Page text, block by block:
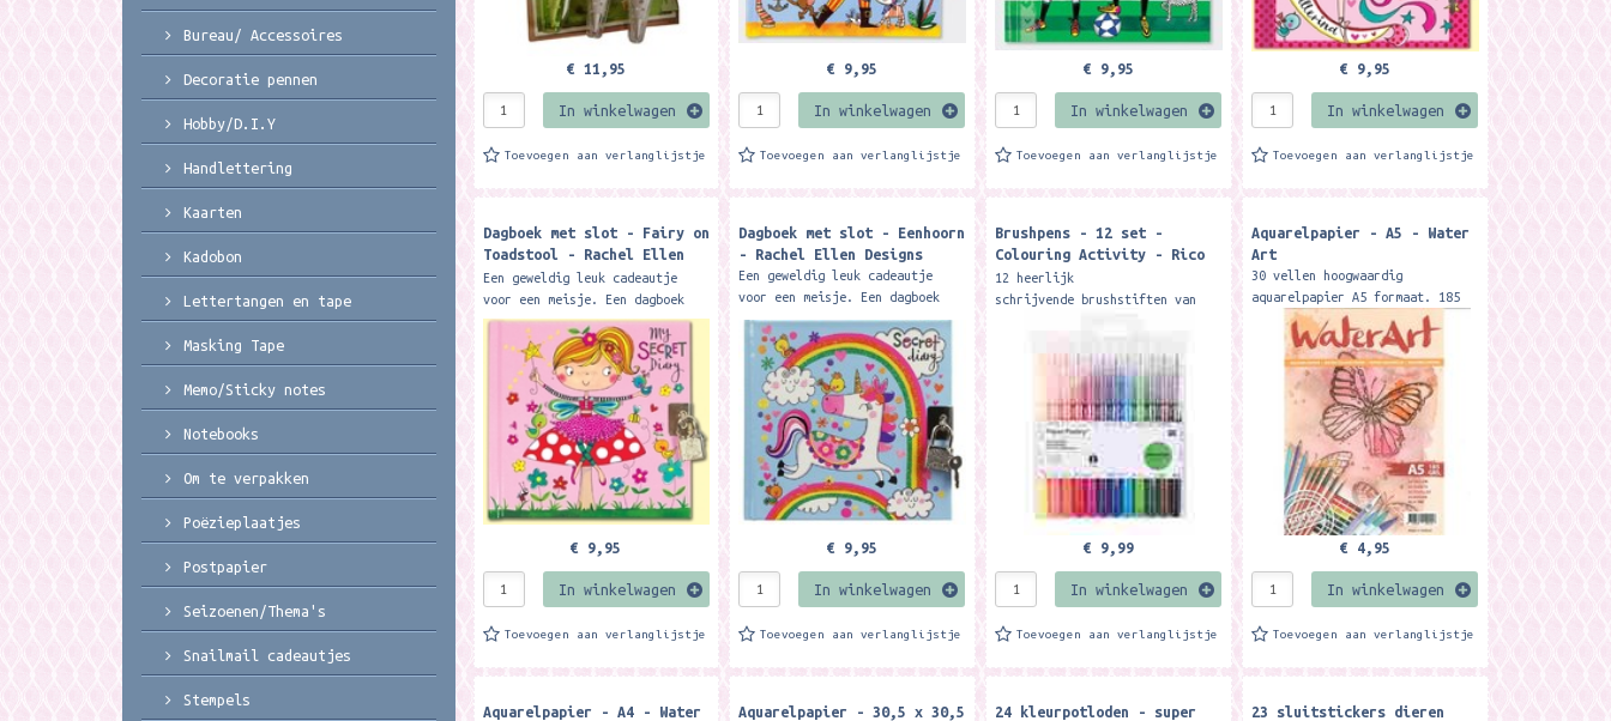
€ 11,95
In winkelwagen
Toevoegen aan verlanglijstje
€ 9,95
In winkelwagen
Toevoegen aan verlanglijstje
€ 9,95
In winkelwagen
Toevoegen aan verlanglijstje
€ 9,95
In winkelwagen
Toevoegen aan verlanglijstje
Dagboek met slot - Fairy on
Toadstool - Rachel Ellen
Designs
Een geweldig leuk cadeautje
voor een meisje. Een dagboek
met slot voor het opschrijven
van alle gedachten en
geheimpjes. Formaat: 14,1 x
14,7 cm....
€ 9,95
In winkelwagen
Toevoegen aan verlanglijstje
Dagboek met slot - Eenhoorn
- Rachel Ellen Designs
Een geweldig leuk cadeautje
voor een meisje. Een dagboek
met slot voor het opschrijven
van alle gedachten en
geheimpjes. Formaat: 14,1 x
14,7 cm....
€ 9,95
In winkelwagen
Toevoegen aan verlanglijstje
Brushpens - 12 set -
Colouring Activity - Rico
Design - Paper Poetry
12 heerlijk
schrijvende brushstiften van
zit geen waterverf dus kleuren
€ 9,99
In winkelwagen
Toevoegen aan verlanglijstje
Aquarelpapier - A5 - Water
Art
30 vellen hoogwaardig
aquarelpapier A5 formaat. 185
grams papier.
€ 4,95
In winkelwagen
Toevoegen aan verlanglijstje
Aquarelpapier - A4 - Water
Aquarelpapier - 30,5 x 30,5
24 kleurpotloden - super
23 sluitstickers dieren
Bureau/ Accessoires
Decoratie pennen
Hobby/D.I.Y
Handlettering
Kaarten
Kadobon
Lettertangen en tape
Masking Tape
Memo/Sticky notes
Notebooks
Om te verpakken
Poëzieplaatjes
Postpapier
Seizoenen/Thema's
Snailmail cadeautjes
Stempels